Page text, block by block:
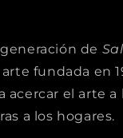
de
fundada en
acercar el arte a
a los hogares.